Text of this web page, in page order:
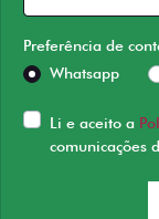
Preferência de
Whatsapp
Li e aceito a
comunicações